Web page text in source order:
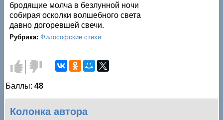
бродящие молча в безлунной ночи
собирая осколки волшебного света
давно догоревшей свечи.
Рубрика:Философские стихи
Голос
за!
Голос
против!
Баллы:48
Колонка автора